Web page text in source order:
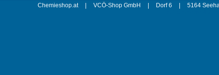
Chemieshop.at VCÖ-Shop GmbH Dorf 6
5164